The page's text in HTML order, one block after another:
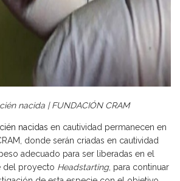
nacida | FUNDACIÓN CRAM
nacidas en cautividad permanecen en
donde serán criadas en cautividad
adecuado para ser liberadas en el
del proyecto Headstarting, para continuar